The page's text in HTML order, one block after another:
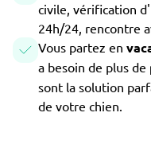
civile, vérification
24h/24, rencontre
Vous partez en
a besoin de plus de
sont la solution
de votre chien.